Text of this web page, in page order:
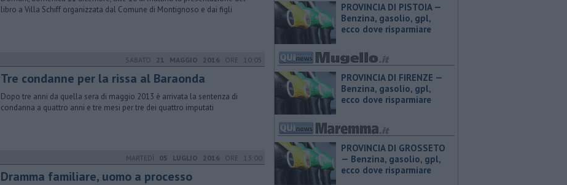
libro a Villa Schiff organizzata dal Comune di Montignoso e dai figli
SABATO 21 MAGGIO 2016 ORE 10:05
Tre condanne per la rissa al Baraonda
Dopo tre anni da quella sera di maggio 2013 è arrivata la sentenza di
condanna a quattro anni e tre mesi per tre dei quattro imputati
MARTEDÌ 05 LUGLIO 2016 ORE 13:00
​Dramma familiare, uomo a processo
PROVINCIA DI PISTOIA — ​
Benzina, gasolio, gpl,
ecco dove risparmiare
PROVINCIA DI FIRENZE — ​
Benzina, gasolio, gpl,
ecco dove risparmiare
PROVINCIA DI GROSSETO
— ​Benzina, gasolio, gpl,
ecco dove risparmiare